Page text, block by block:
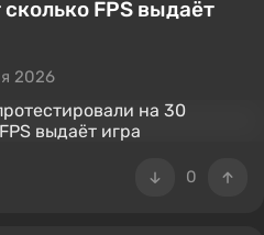
FPS выдаёт
2026
0